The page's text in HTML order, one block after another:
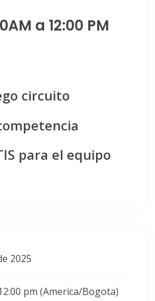
a 12:00 PM
circuito
para el equipo
2025
pm (America/Bogota)